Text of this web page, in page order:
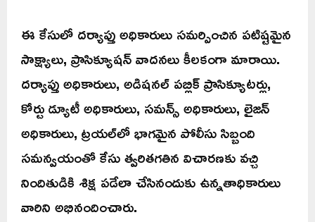
ఈ కేసులో దర్యాప్తు అధికారులు సమర్పించిన పటిష్టమైన
సాక్ష్యాలు, ప్రాసిక్యూషన్ వాదనలు కీలకంగా మారాయి.
దర్యాప్తు అధికారులు, అడిషనల్ పబ్లిక్ ప్రాసిక్యూటర్లు,
కోర్టు డ్యూటీ అధికారులు, సమన్స్ అధికారులు, లైజన్
అధికారులు, ట్రయల్‌లో భాగమైన పోలీసు సిబ్బంది
సమన్వయంతో కేసు త్వరితగతిన విచారణకు వచ్చి
నిందితుడికి శిక్ష పడేలా చేసినందుకు ఉన్నతాధికారులు
వారిని అభినందించారు.